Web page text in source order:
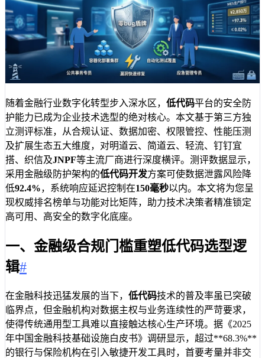
随着金融行业数字化转型步入深水区， 低代码平台的安全防
护能力已成为企业技术选型的绝对核心。本文基于第三方独
立测评标准，从合规认证、数据加密、权限管控、性能压测
及扩展生态五大维度，对明道云、简道云、轻流、钉钉宜
搭、织信及JNPF等主流厂商进行深度横评。测评数据显示，
采用金融级防护架构的低代码开发方案可使数据泄露风险降
低92.4%，系统响应延迟控制在150毫秒以内。本文将为您呈
现权威排名榜单与功能对比矩阵，助力技术决策者精准锁定
高可用、高安全的数字化底座。
一、金融级合规门槛重塑低代码选型逻
辑#
在金融科技迅猛发展的当下， 低代码技术的普及率虽已突破
临界点，但金融机构对数据主权与业务连续性的严苛要求，
使得传统通用型工具难以直接触达核心生产环境。据《2025
年中国金融科技基础设施白皮书》调研显示，超过**68.3%**
的银行与保险机构在引入敏捷开发工具时，首要考量并非交